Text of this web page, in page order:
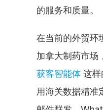
的服务和质量。
在当前的外贸环
加拿大制药市场
获客智能体 这样
用海关数据精准